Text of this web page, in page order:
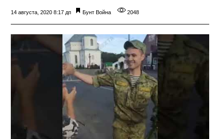
14 августа, 2020 8:17 дп Бунт Война 2048